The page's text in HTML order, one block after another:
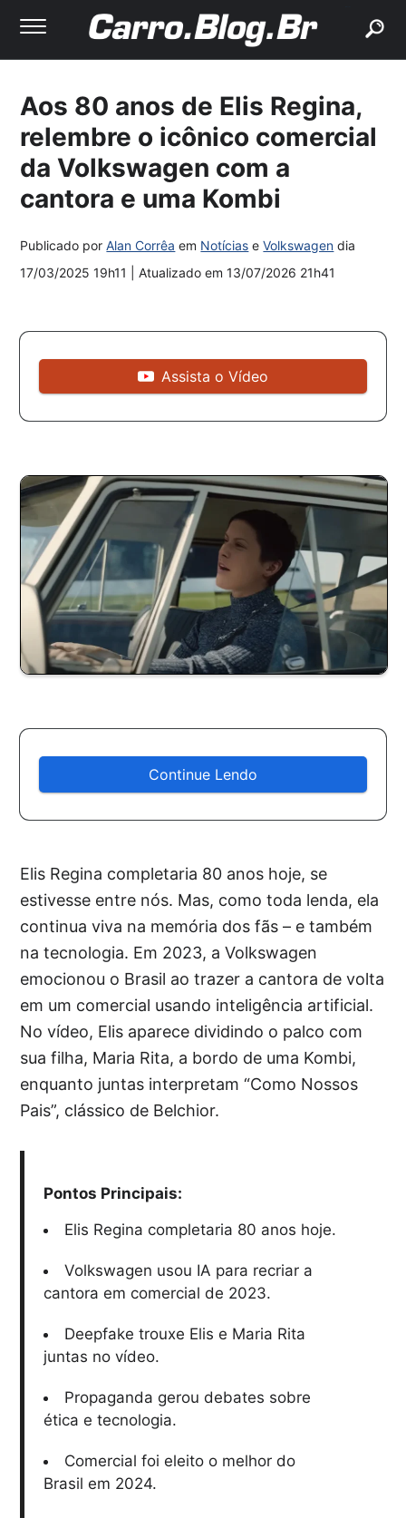
Aos 80 anos de Elis Regina,
relembre o icônico comercial
da Volkswagen com a
cantora e uma Kombi
Publicado porAlan Corrêa em Notícias eVolkswagen dia
17/03/2025 19h11
| Atualizado em13/07/2026 21h41
Assista o Vídeo
Continue Lendo
Elis Regina completaria 80 anos hoje, se
estivesse entre nós. Mas, como toda lenda, ela
continua viva na memória dos fãs – e também
na tecnologia. Em 2023, a Volkswagen
emocionou o Brasil ao trazer a cantora de volta
em um comercial usando inteligência artificial.
No vídeo, Elis aparece dividindo o palco com
sua filha, Maria Rita, a bordo de uma Kombi,
enquanto juntas interpretam “Como Nossos
Pais”, clássico de Belchior.
Pontos Principais:
Elis Regina completaria 80 anos hoje.
Volkswagen usou IA para recriar a
cantora em comercial de 2023.
Deepfake trouxe Elis e Maria Rita
juntas no vídeo.
Propaganda gerou debates sobre
ética e tecnologia.
Comercial foi eleito o melhor do
Brasil em 2024.